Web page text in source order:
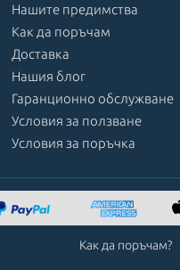
Нашите предимства
Как да поръчам
Доставка
Нашия блог
Гаранционно обслужване
Условия за ползване
Условия за поръчка
Как да поръчам?